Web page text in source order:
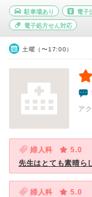
駐車場あり 電子
電子処方せん対応
土曜（〜17:00）
ア
婦人科
5.0
先生はとても素晴ら
婦人科
5.0